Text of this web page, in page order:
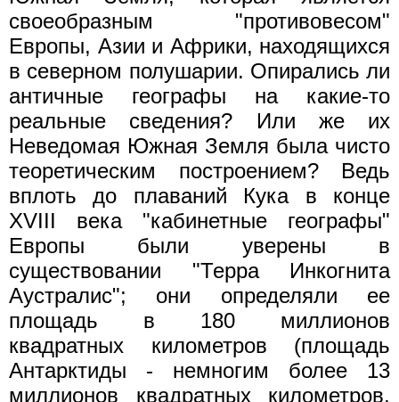
своеобразным "противовесом"
Европы, Азии и Африки, находящихся
в северном полушарии. Опирались ли
античные географы на какие-то
реальные сведения? Или же их
Неведомая Южная Земля была чисто
теоретическим построением? Ведь
вплоть до плаваний Кука в конце
XVIII века "кабинетные географы"
Европы были уверены в
существовании "Терра Инкогнита
Аустралис"; они определяли ее
площадь в 180 миллионов
квадратных километров (площадь
Антарктиды - немногим более 13
миллионов квадратных километров,